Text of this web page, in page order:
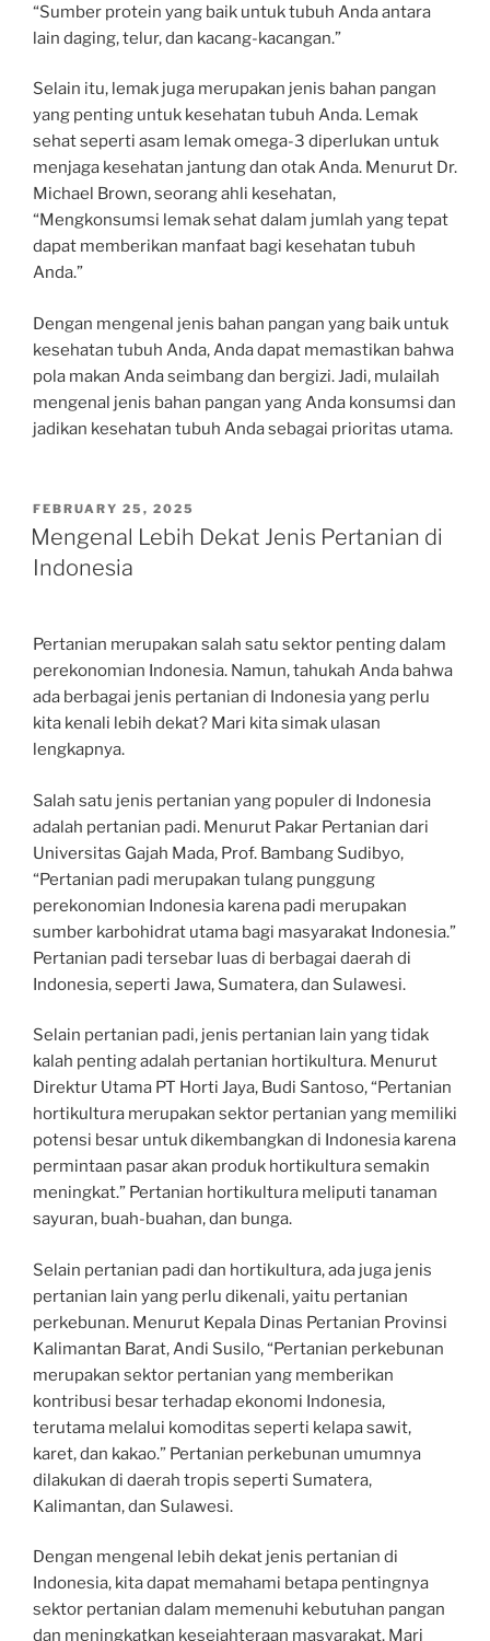
“Sumber protein yang baik untuk tubuh Anda antara
lain daging, telur, dan kacang-kacangan.”
Selain itu, lemak juga merupakan jenis bahan pangan
yang penting untuk kesehatan tubuh Anda. Lemak
sehat seperti asam lemak omega-3 diperlukan untuk
menjaga kesehatan jantung dan otak Anda. Menurut Dr.
Michael Brown, seorang ahli kesehatan,
“Mengkonsumsi lemak sehat dalam jumlah yang tepat
dapat memberikan manfaat bagi kesehatan tubuh
Anda.”
Dengan mengenal jenis bahan pangan yang baik untuk
kesehatan tubuh Anda, Anda dapat memastikan bahwa
pola makan Anda seimbang dan bergizi. Jadi, mulailah
mengenal jenis bahan pangan yang Anda konsumsi dan
jadikan kesehatan tubuh Anda sebagai prioritas utama.
POSTED
ON
FEBRUARY 25, 2025
Mengenal Lebih Dekat Jenis Pertanian di
Indonesia
Pertanian merupakan salah satu sektor penting dalam
perekonomian Indonesia. Namun, tahukah Anda bahwa
ada berbagai jenis pertanian di Indonesia yang perlu
kita kenali lebih dekat? Mari kita simak ulasan
lengkapnya.
Salah satu jenis pertanian yang populer di Indonesia
adalah pertanian padi. Menurut Pakar Pertanian dari
Universitas Gajah Mada, Prof. Bambang Sudibyo,
“Pertanian padi merupakan tulang punggung
perekonomian Indonesia karena padi merupakan
sumber karbohidrat utama bagi masyarakat Indonesia.”
Pertanian padi tersebar luas di berbagai daerah di
Indonesia, seperti Jawa, Sumatera, dan Sulawesi.
Selain pertanian padi, jenis pertanian lain yang tidak
kalah penting adalah pertanian hortikultura. Menurut
Direktur Utama PT Horti Jaya, Budi Santoso, “Pertanian
hortikultura merupakan sektor pertanian yang memiliki
potensi besar untuk dikembangkan di Indonesia karena
permintaan pasar akan produk hortikultura semakin
meningkat.” Pertanian hortikultura meliputi tanaman
sayuran, buah-buahan, dan bunga.
Selain pertanian padi dan hortikultura, ada juga jenis
pertanian lain yang perlu dikenali, yaitu pertanian
perkebunan. Menurut Kepala Dinas Pertanian Provinsi
Kalimantan Barat, Andi Susilo, “Pertanian perkebunan
merupakan sektor pertanian yang memberikan
kontribusi besar terhadap ekonomi Indonesia,
terutama melalui komoditas seperti kelapa sawit,
karet, dan kakao.” Pertanian perkebunan umumnya
dilakukan di daerah tropis seperti Sumatera,
Kalimantan, dan Sulawesi.
Dengan mengenal lebih dekat jenis pertanian di
Indonesia, kita dapat memahami betapa pentingnya
sektor pertanian dalam memenuhi kebutuhan pangan
dan meningkatkan kesejahteraan masyarakat. Mari